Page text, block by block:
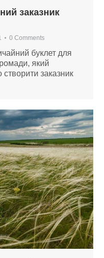
заказник
0 Comments
буклет для
який
створити заказник